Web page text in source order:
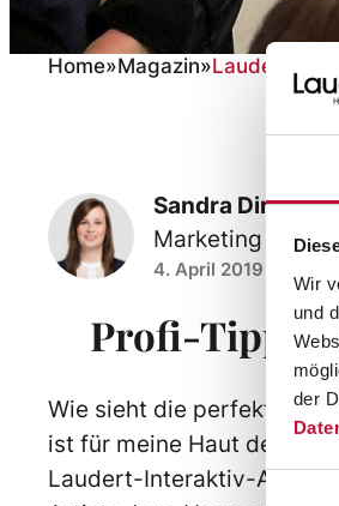
Wir
und
der
Laudert
Home»Magazin»Laudert
Sandra Dirks
Marketing
4. April 2019
Profi-Tipps
Wie sieht die perfekte
ist für meine Haut der
Laudert-Interaktiv-Abend,